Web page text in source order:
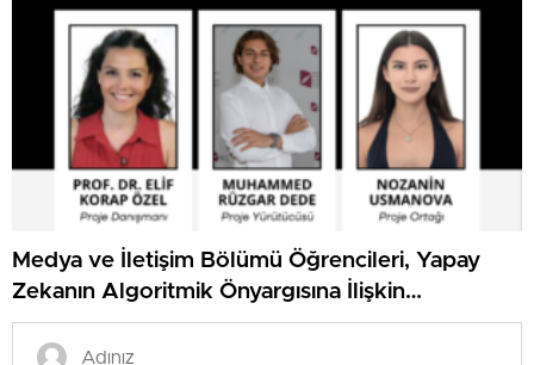
Medya ve İletişim Bölümü Öğrencileri, Yapay
Zekanın Algoritmik Önyargısına İlişkin
Farkındalık Düzeylerini Araştıracak